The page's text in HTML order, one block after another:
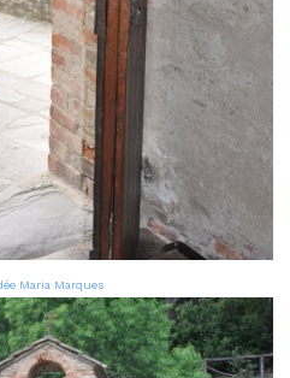
Maria Marques